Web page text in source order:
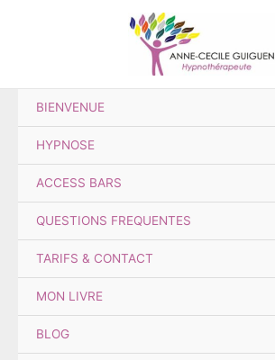
BIENVENUE
HYPNOSE
ACCESS BARS
QUESTIONS FREQUENTES
TARIFS & CONTACT
MON LIVRE
BLOG